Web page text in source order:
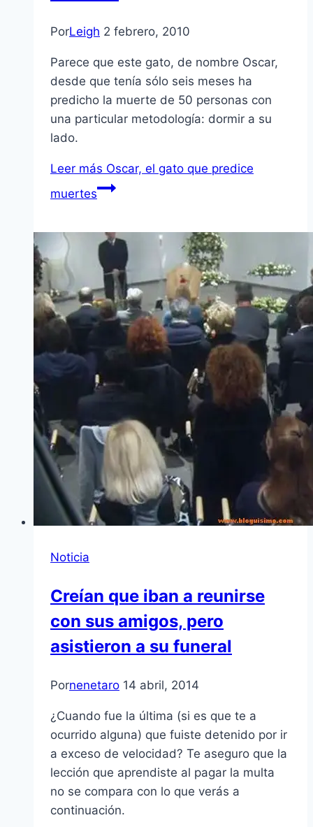
PorLeigh 2 febrero, 2010
Parece que este gato, de nombre Oscar,
desde que tení­a sólo seis meses ha
predicho la muerte de 50 personas con
una particular metodologí­a: dormir a su
lado.
Leer más Oscar, el gato que predice
muertes
Noticia
Creían que iban a reunirse
con sus amigos, pero
asistieron a su funeral
Pornenetaro 14 abril, 2014
¿Cuando fue la última (si es que te a
ocurrido alguna) que fuiste detenido por ir
a exceso de velocidad? Te aseguro que la
lección que aprendiste al pagar la multa
no se compara con lo que verás a
continuación.